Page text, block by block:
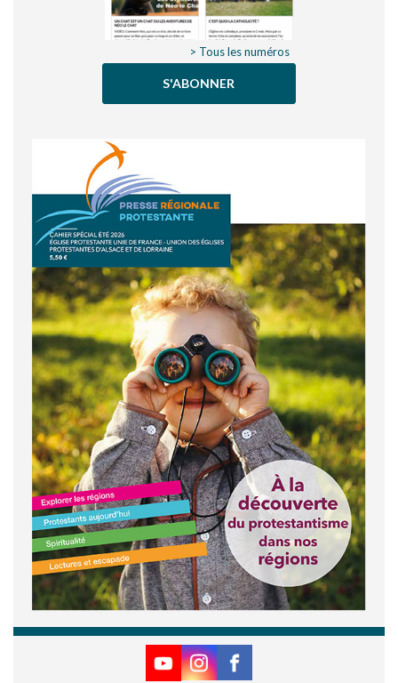
> Tous les numéros
S'ABONNER